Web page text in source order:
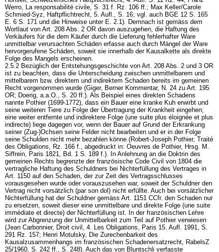
Werro, La responsabilité civile, S. 31 f. Rz. 106 ff.; Max Keller/Carole
Schmied-Syz, Haftpflichtrecht, 5. Aufl., S. 16; vgl. auch BGE 12 S. 165
E. 6 S. 171 und die Hinweise unter E. 2.1). Demnach ist gemäss dem
Wortlaut von Art. 208 Abs. 2 OR davon auszugehen, die Haftung des
Verkäufers für die dem Käufer durch die Lieferung fehlerhafter Ware
unmittelbar verursachten Schäden erfasse auch durch Mängel der Ware
hervorgerufene Schäden, soweit sie innerhalb der Kausalkette als direkte
Folge des Mangels erscheinen.
2.5.2 Bezüglich der Entstehungsgeschichte von Art. 208 Abs. 2 und 3 OR
ist zu beachten, dass die Unterscheidung zwischen unmittelbarem und
mittelbarem bzw. direktem und indirektem Schaden bereits im gemeinen
Recht vorgenommen wurde (Giger, Berner Kommentar, N. 24 zu Art. 195
OR; Doerig, a.a.O., S. 20 ff.). Als Beispiel eines direkten Schadens
nannte Pothier (1699-1772), dass ein Bauer eine kranke Kuh erwirbt und
seine weiteren Tiere zu Folge der Übertragung der Krankheit eingehen;
eine weiter entfernte und indirektere Folge (une suite plus éloignée et plus
indirecte) liege dagegen vor, wenn der Bauer auf Grund der Erkrankung
seiner (Zug-)Ochsen seine Felder nicht bearbeiten und er in der Folge
seine Schulden nicht mehr bezahlen könne (Robert-Joseph Pothier, Traité
des Obligations, Rz. 166 f., abgedruckt in: Oeuvres de Pothier, Hrsg. M.
Siffrein, Paris 1821, Bd. 1 S. 189 f.). In Anlehnung an die Doktrin des
gemeinen Rechts begrenzte der französische Code Civil von 1804 die
vertragliche Haftung des Schuldners bei Nichterfüllung des Vertrages in
Art. 1150 auf den Schaden, der zur Zeit des Vertragsschlusses
vorausgesehen wurde oder vorauszusehen war, soweit der Schuldner den
Vertrag nicht vorsätzlich (par son dol) nicht erfüllte. Auch bei vorsätzlicher
Nichterfüllung hat der Schuldner gemäss Art. 1151 CCfr. den Schaden nur
zu ersetzen, soweit dieser eine unmittelbare und direkte Folge (une suite
immédiate et directe) der Nichterfüllung ist. In der französischen Lehre
wird zur Abgrenzung der Unmittelbarkeit zum Teil auf Pothier verwiesen
(Jean Carbonnier, Droit civil, 4. Les Obligations, Paris 15. Aufl. 1991, S.
291 Rz. 157; Henri Motulsky, Die Zurechenbarkeit des
Kausalzusammenhangs im französischen Schadenersatzrecht, RabelsZ
25/1960, S. 242 ff., S. 248). Auch das von Bluntschli verfasste